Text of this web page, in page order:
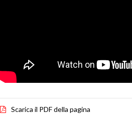
Scarica il PDF della pagina